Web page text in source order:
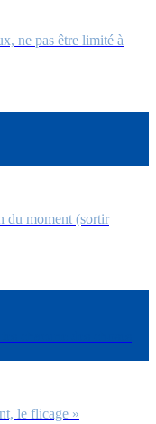
ne pas être limité à
du moment (sortir
le flicage »